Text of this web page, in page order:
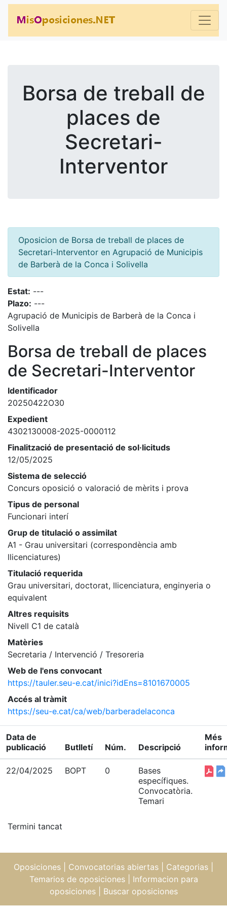
Borsa de treball de
places de
Secretari-
Interventor
Oposicion de Borsa de treball de places de
Secretari-Interventor en Agrupació de Municipis
de Barberà de la Conca i Solivella
Estat: ---
Plazo: ---
Agrupació de Municipis de Barberà de la Conca i
Solivella
Borsa de treball de places
de Secretari-Interventor
Identificador
20250422O30
Expedient
4302130008-2025-0000112
Finalització de presentació de sol·licituds
12/05/2025
Sistema de selecció
Concurs oposició o valoració de mèrits i prova
Tipus de personal
Funcionari interí
Grup de titulació o assimilat
A1 - Grau universitari (correspondència amb
llicenciatures)
Titulació requerida
Grau universitari, doctorat, llicenciatura, enginyeria o
equivalent
Altres requisits
Nivell C1 de català
Matèries
Secretaria / Intervenció / Tresoreria
Web de l'ens convocant
https://tauler.seu-e.cat/inici?idEns=8101670005
Accés al tràmit
https://seu-e.cat/ca/web/barberadelaconca
Data de
publicació
Butlletí Núm. Descripció
Més
22/04/2025 BOPT 0
Bases
específiques.
Convocatòria.
Temari
Termini tancat
Oposiciones Convocatorias abiertas Categorias
Temarios de oposiciones| Informacion para
oposiciones| Buscar oposiciones